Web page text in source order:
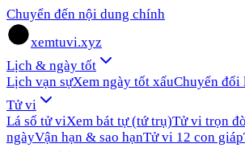
Chuyển đến nội dung chính
xemtuvi.xyz
Lịch & ngày tốt
Lịch vạn sựXem ngày tốt xấuChuyển đổi
Tử vi
Lá số tử viXem bát tự (tứ trụ)Tử vi trọn
ngàyVận hạn & sao hạnTử vi 12 con giáp